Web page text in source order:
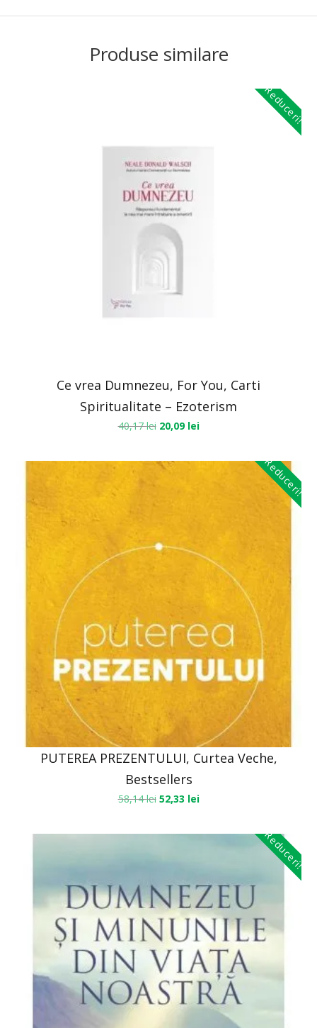
Produse similare
Reduceri!
Ce vrea Dumnezeu, For You, Carti
Spiritualitate – Ezoterism
40,17lei 20,09 lei
Reduceri!
PUTEREA PREZENTULUI, Curtea Veche,
Bestsellers
58,14lei 52,33 lei
Reduceri!